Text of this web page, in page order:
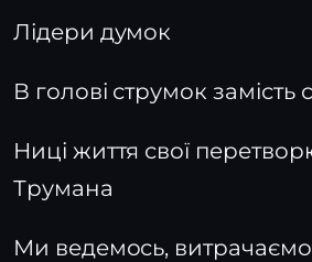
Лідери думок
В голові струмок замість
Ниці життя свої
Трумана
Ми ведемось,